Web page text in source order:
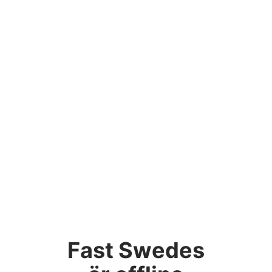
Fast Swedes